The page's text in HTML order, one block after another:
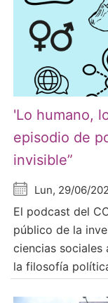
'Lo humano,
episodio de
invisible”
Lun, 29/06/
El podcast del
público de la
ciencias sociales
la filosofía